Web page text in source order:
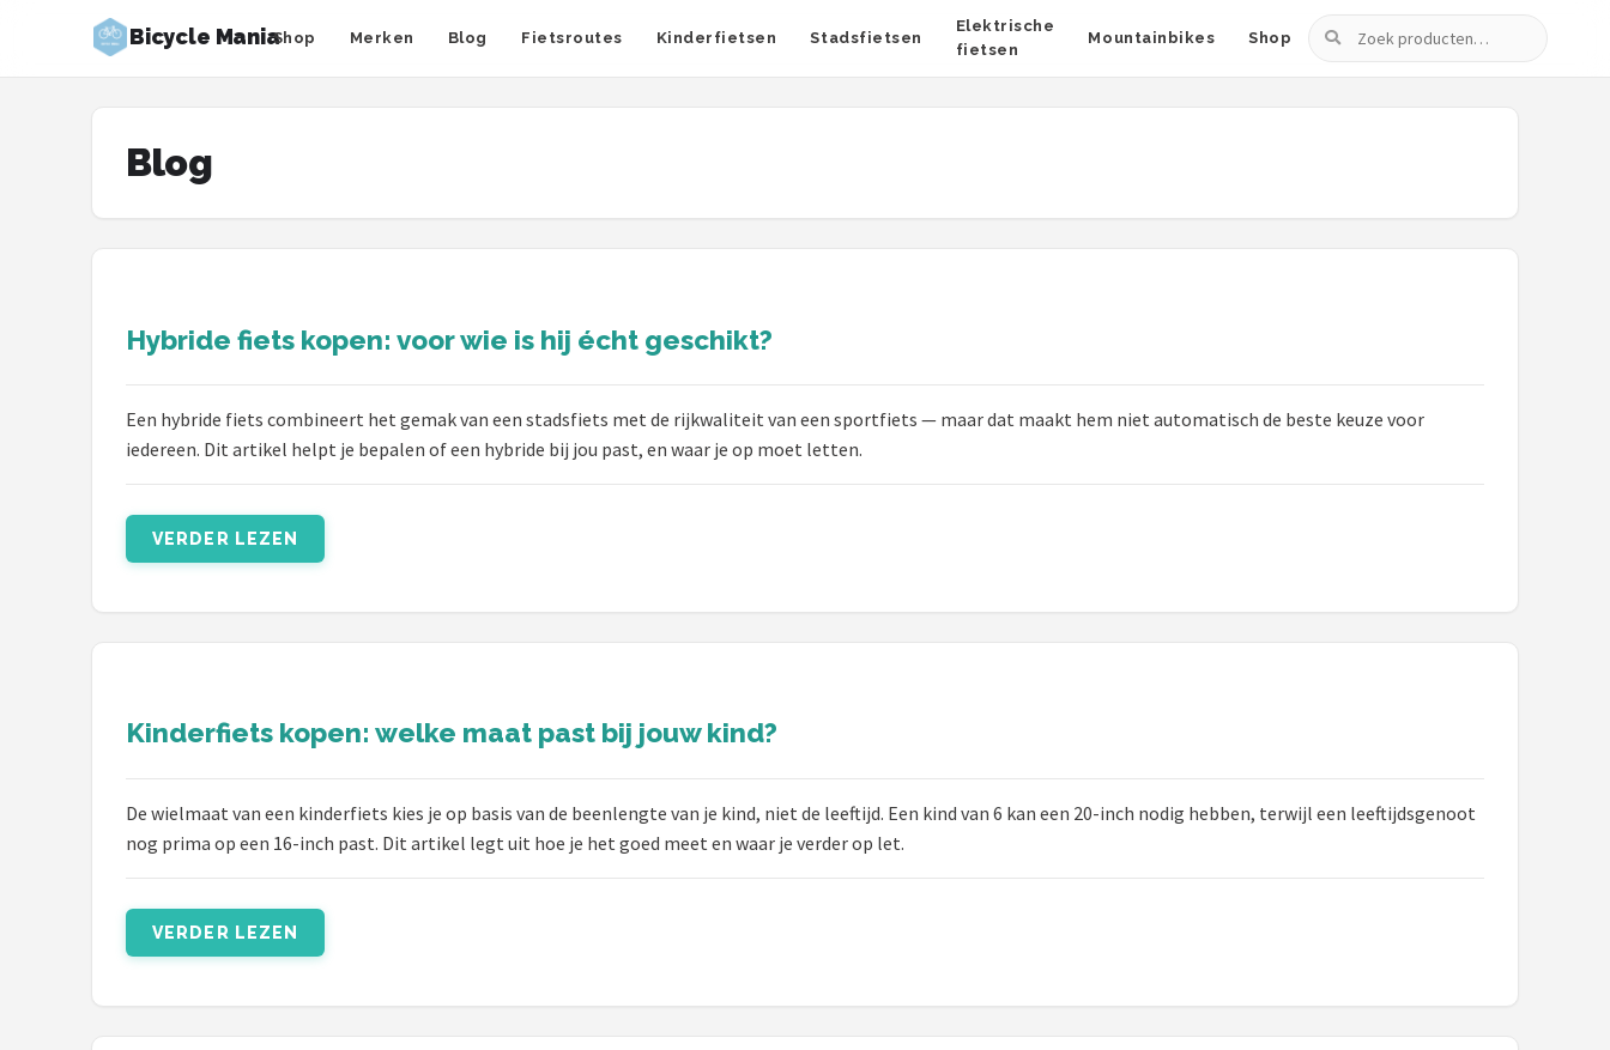
Bicycle ManiaShop Merken Blog Fietsroutes Kinderfietsen Stadsfietsen
Elektrische
fietsen
Mountainbikes Shop
Zoeken
Zoeken
Fietsroutes
Stadsfietsen
Elektrische fietsen
New Looxs
Blog
Hybride fiets kopen: voor wie is hij écht geschikt?
Een hybride fiets combineert het gemak van een stadsfiets met de rijkwaliteit van een sportfiets — maar dat maakt hem niet automatisch de beste keuze voor
iedereen. Dit artikel helpt je bepalen of een hybride bij jou past, en waar je op moet letten.
VERDER LEZEN
Kinderfiets kopen: welke maat past bij jouw kind?
De wielmaat van een kinderfiets kies je op basis van de beenlengte van je kind, niet de leeftijd. Een kind van 6 kan een 20-inch nodig hebben, terwijl een leeftijdsgenoot
nog prima op een 16-inch past. Dit artikel legt uit hoe je het goed meet en waar je verder op let.
VERDER LEZEN